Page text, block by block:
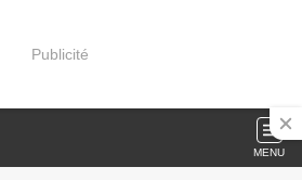
Publicité
MENU